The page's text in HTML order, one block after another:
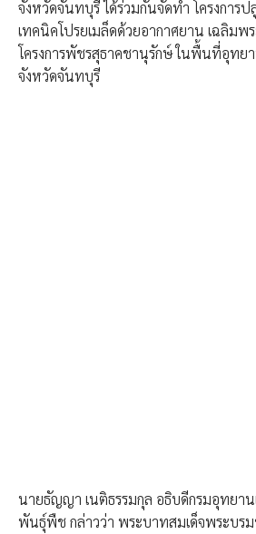
จังหวัดจันทบุรี ได้ร่วมกันจัดทำ โครงการ
เทคนิคโปรยเมล็ดด้วยอากาศยาน เฉลิมพ
โครงการพัชรสุธาคชานุรักษ์ ในพื้นที่อุท
จังหวัดจันทบุรี
นายธัญญา เนติธรรมกุล อธิบดีกรมอุทยา
พันธุ์พืช กล่าวว่า พระบาทสมเด็จพระบร